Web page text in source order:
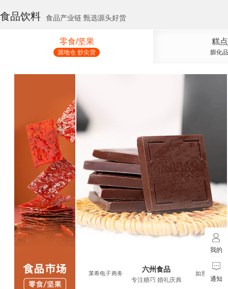
食品饮料 食品产业链 甄选源头好货
零食/坚果
源地仓 炒尖货
糕
膨化
如意食品 莱希电子商务
六州食品
专注糖巧 婚礼庆典
如意食品
我的
通知